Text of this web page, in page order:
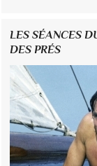
LES SÉANCES
DES PRÉS